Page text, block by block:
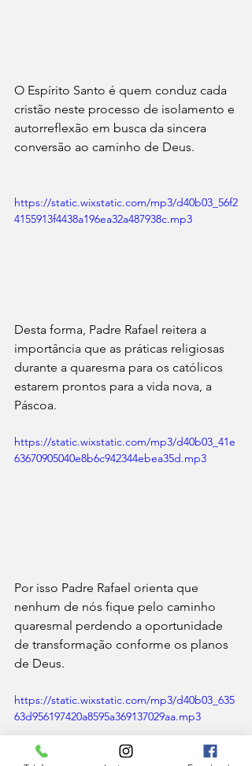
O Espírito Santo é quem conduz cada
cristão neste processo de isolamento e
autorreflexão em busca da sincera
conversão ao caminho de Deus.
https://static.wixstatic.com/mp3/d40b03_56f2
4155913f4438a196ea32a487938c.mp3
Desta forma, Padre Rafael reitera a
importância que as práticas religiosas
durante a quaresma para os católicos
estarem prontos para a vida nova, a
Páscoa.
https://static.wixstatic.com/mp3/d40b03_41e
63670905040e8b6c942344ebea35d.mp3
Por isso Padre Rafael orienta que
nenhum de nós fique pelo caminho
quaresmal perdendo a oportunidade
de transformação conforme os planos
de Deus.
https://static.wixstatic.com/mp3/d40b03_635
63d956197420a8595a369137029aa.mp3